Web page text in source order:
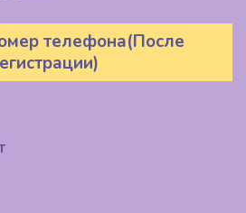
телефона(После